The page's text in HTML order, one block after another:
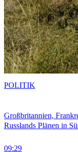
Großbritannien,
Russlands Plänen in
09:29
POLITIK